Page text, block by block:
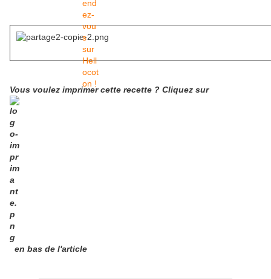
Vous voulez imprimer cette recette ? Cliquez sur
en bas de l'article